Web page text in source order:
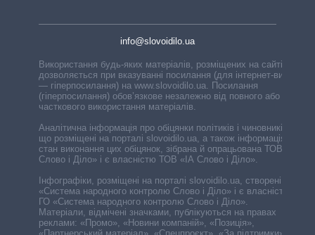
info@slovoidilo.ua
Використання будь-яких матеріалів, розміщених на сайті,
дозволяється при вказуванні посилання (для інтернет-видань
— гіперпосилання) на www.slovoidilo.ua. Посилання
(гіперпосилання) обов’язкове незалежно від повного або
часткового використання матеріалів.
Аналітична інформація про обіцянки політиків і чиновників,
що розміщені на порталі slovoidilo.ua, а також інформація про
стан виконання цих обіцянок, зібрана й опрацьована ТОВ «ІА
Слово і Діло» і є власністю ТОВ «ІА Слово і Діло».
Інфографіки, розміщені на порталі slovoidilo.ua, створені ГО
«Система народного контролю Слово і Діло» і є власністю
ГО «Система народного контролю Слово і Діло».
Матеріали, відмічені значками, публікуються на правах
реклами: «Промо», «Новини компаній», «Позиція»,